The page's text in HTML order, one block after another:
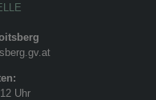
Uhr